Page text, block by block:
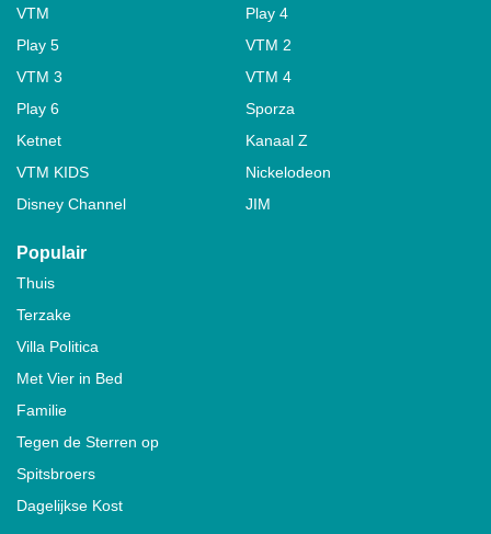
VTM
Play 4
Play 5
VTM 2
VTM 3
VTM 4
Play 6
Sporza
Ketnet
Kanaal Z
VTM KIDS
Nickelodeon
Disney Channel
JIM
Populair
Thuis
Terzake
Villa Politica
Met Vier in Bed
Familie
Tegen de Sterren op
Spitsbroers
Dagelijkse Kost